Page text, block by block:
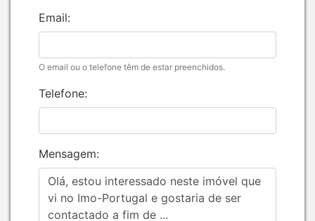
Email:
O email ou o telefone têm de estar preenchidos.
Telefone:
Mensagem: